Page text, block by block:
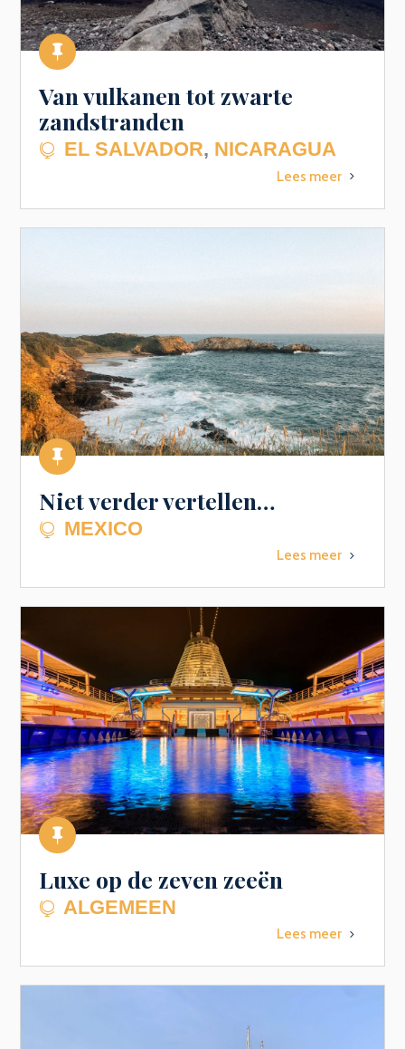

Van vulkanen tot zwarte
zandstranden
 EL SALVADOR, NICARAGUA
Lees meer 5

Niet verder vertellen…
 MEXICO
Lees meer 5

Luxe op de zeven zeeën
 ALGEMEEN
Lees meer 5